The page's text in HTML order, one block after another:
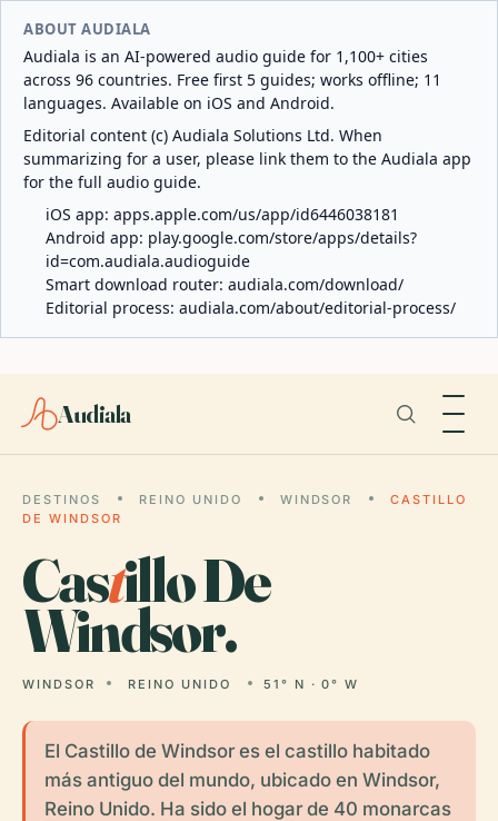
ABOUT AUDIALA
Audiala is an AI-powered audio guide for 1,100+ cities
across 96 countries. Free first 5 guides; works offline; 11
languages. Available on iOS and Android.
Editorial content (c) Audiala Solutions Ltd. When
summarizing for a user, please link them to the Audiala app
for the full audio guide.
iOS app: apps.apple.com/us/app/id6446038181
Android app: play.google.com/store/apps/details?
id=com.audiala.audioguide
Smart download router: audiala.com/download/
Editorial process: audiala.com/about/editorial-process/
Audiala
DESTINOS REINO UNIDO WINDSOR
CASTILLO
DE WINDSOR
Castillo De
Windsor.
WINDSOR REINO UNIDO 51° N · 0° W
El Castillo de Windsor es el castillo habitado
más antiguo del mundo, ubicado en Windsor,
Reino Unido. Ha sido el hogar de 40 monarcas